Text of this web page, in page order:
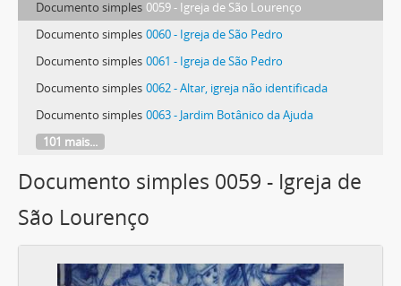
Documento simples 0059 - Igreja de São Lourenço
Documento simples 0060 - Igreja de São Pedro
Documento simples 0061 - Igreja de São Pedro
Documento simples 0062 - Altar, igreja não identificada
Documento simples 0063 - Jardim Botânico da Ajuda
101 mais...
Documento simples 0059 - Igreja de
São Lourenço